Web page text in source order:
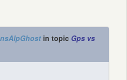
in topic Gps vs